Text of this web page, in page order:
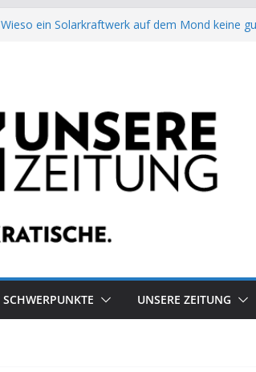
Wieso ein Solarkraftwerk auf dem Mond keine
SCHWERPUNKTE UNSERE ZEITUNG